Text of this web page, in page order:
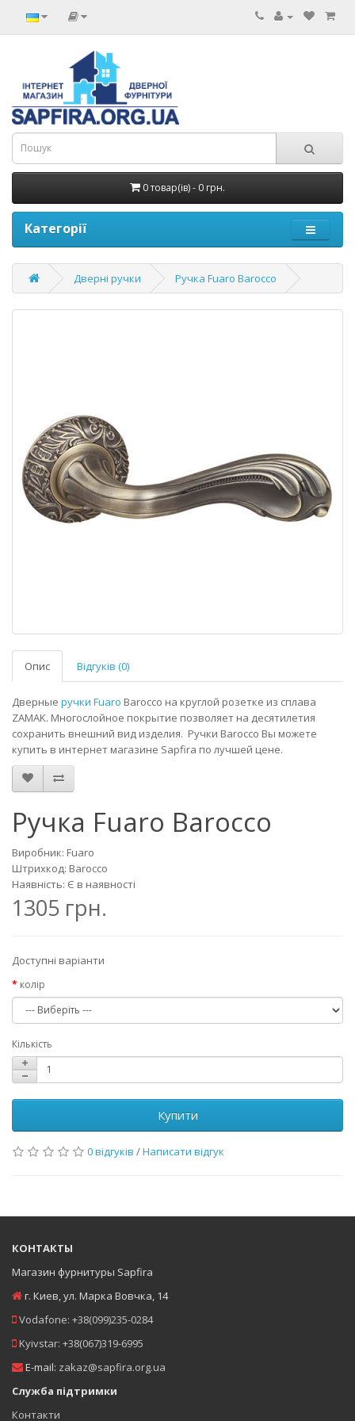
0 товар(ів) - 0 грн.
Категорії
Дверні ручки Ручка Fuaro Barocco
Опис Відгуків (0)
Дверные ручки Fuaro Barocco на круглой розетке из сплава
ZAMAK. Многослойное покрытие позволяет на десятилетия
сохранить внешний вид изделия. Ручки Barocco Вы можете
купить в интернет магазине Sapfira по лучшей цене.
Ручка Fuaro Barocco
Виробник: Fuaro
Штрихкод: Barocco
Наявність: Є в наявності
1305 грн.
Доступні варіанти
колір
Кількість
Купити
0 відгуків /Написати відгук
КОНТАКТЫ
Магазин фурнитуры Sapfira
г. Киев ул. Марка Вовчка, 14
Vodafone: +38(099)235-0284
Kyivstar: +38(067)319-6995
E-mail: zakaz@sapfira.org.ua
Служба підтримки
Контакти